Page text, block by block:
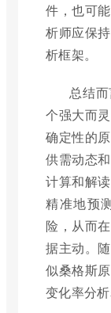
件，也可
析师应保
析框架。
总结
个强大而
确定性的
供需动态
计算和解
精准地预
险，从而
据主动。
似桑格斯
变化率分